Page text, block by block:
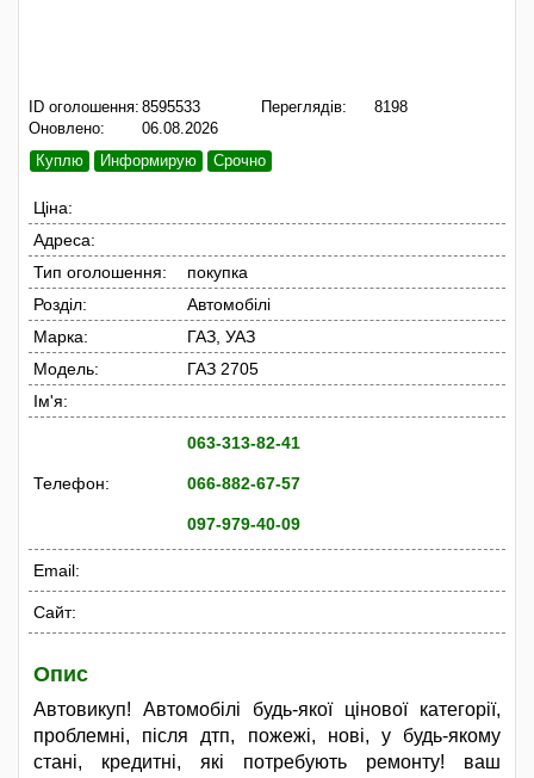
ID оголошення: 8595533
Оновлено:
06.08.2026
Переглядів: 8198
Куплю Информирую Срочно
Ціна:
Адреса:
Тип оголошення:
покупка
Розділ:
Автомобілі
Марка:
ГАЗ, УАЗ
Модель:
ГАЗ 2705
Ім'я:
Телефон:
063-313-82-41
066-882-67-57
097-979-40-09
Email:
Сайт:
Опис
Автовикуп! Автомобілі будь-якої цінової категорії,
проблемні, після дтп, пожежі, нові, у будь-якому
стані, кредитні, які потребують ремонту! ваш